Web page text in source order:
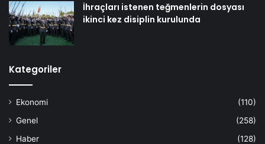
İhraçları istenen teğmenlerin dosyası
ikinci kez disiplin kurulunda
Kategoriler
Ekonomi
(110)
Genel
(258)
Haber
(128)